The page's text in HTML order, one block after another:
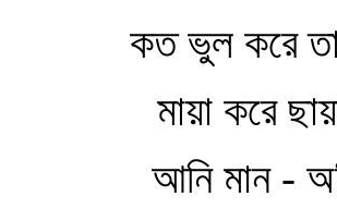
ভুল করে তারা,
করে ছায়া
-